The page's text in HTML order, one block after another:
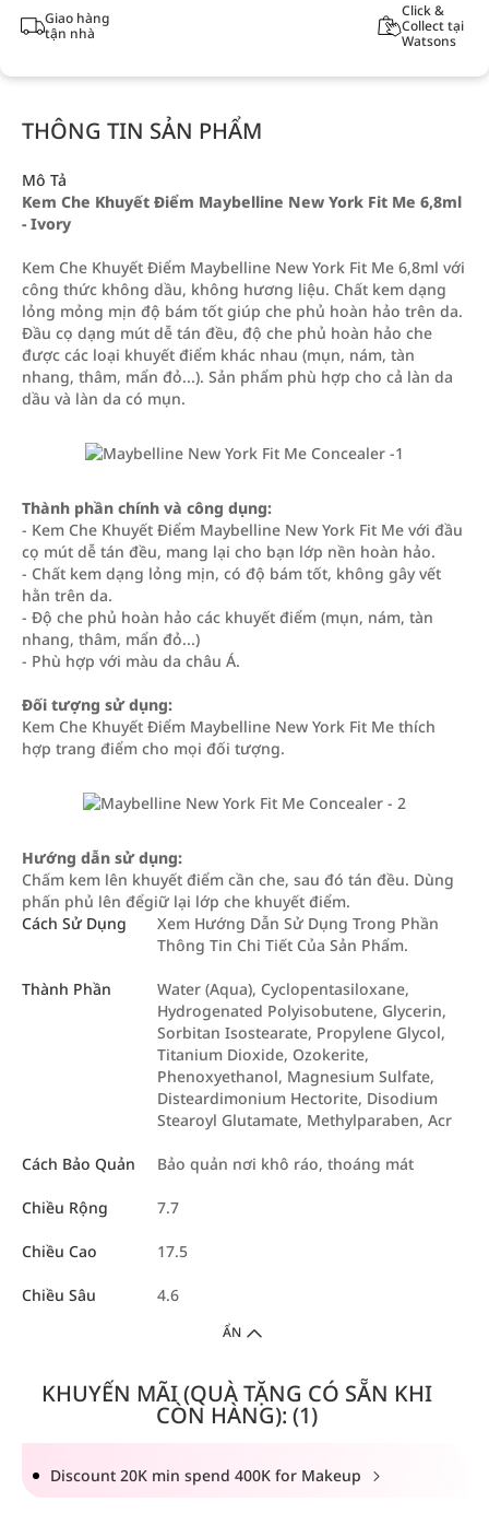
Giao hàng
tận nhà
Click &
Collect tại
Watsons
THÔNG TIN SẢN PHẨM
Mô Tả
Kem Che Khuyết Điểm Maybelline New York Fit Me 6,8ml
- Ivory
Kem Che Khuyết Điểm Maybelline New York Fit Me 6,8ml với
công thức không dầu, không hương liệu. Chất kem dạng
lỏng mỏng mịn độ bám tốt giúp che phủ hoàn hảo trên da.
Đầu cọ dạng mút dễ tán đều, độ che phủ hoàn hảo che
được các loại khuyết điểm khác nhau (mụn, nám, tàn
nhang, thâm, mẩn đỏ...). Sản phẩm phù hợp cho cả làn da
dầu và làn da có mụn.
Thành phần chính và công dụng:
- Kem Che Khuyết Điểm Maybelline New York Fit Me với đầu
cọ mút dễ tán đều, mang lại cho bạn lớp nền hoàn hảo.
- Chất kem dạng lỏng mịn, có độ bám tốt, không gây vết
hằn trên da.
- Độ che phủ hoàn hảo các khuyết điểm (mụn, nám, tàn
nhang, thâm, mẩn đỏ...)
- Phù hợp với màu da châu Á.
Đối tượng sử dụng:
Kem Che Khuyết Điểm Maybelline New York Fit Me thích
hợp trang điểm cho mọi đối tượng.
Hướng dẫn sử dụng:
Chấm kem lên khuyết điểm cần che, sau đó tán đều. Dùng
phấn phủ lên đểgiữ lại lớp che khuyết điểm.
Cách Sử Dụng
Xem Hướng Dẫn Sử Dụng Trong Phần
Thông Tin Chi Tiết Của Sản Phẩm.
Thành Phần
Water (Aqua), Cyclopentasiloxane,
Hydrogenated Polyisobutene, Glycerin,
Sorbitan Isostearate, Propylene Glycol,
Titanium Dioxide, Ozokerite,
Phenoxyethanol, Magnesium Sulfate,
Disteardimonium Hectorite, Disodium
Stearoyl Glutamate, Methylparaben, Acr
Cách Bảo Quản Bảo quản nơi khô ráo, thoáng mát
Chiều Rộng 7.7
Chiều Cao 17.5
Chiều Sâu 4.6
ẨN
KHUYẾN MÃI (QUÀ TẶNG CÓ SẴN KHI
CÒN HÀNG): (1)
Discount 20K min spend 400K for Makeup